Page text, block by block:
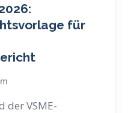
für
der VSME-